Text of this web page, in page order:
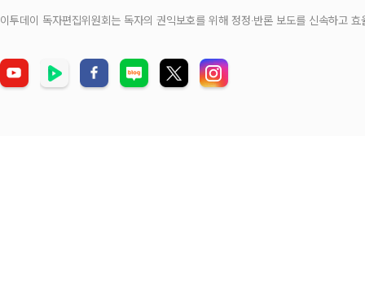
이투데이 독자편집위원회는 독자의 권익보호를 위해 정정‧반론 보도를 신속하고